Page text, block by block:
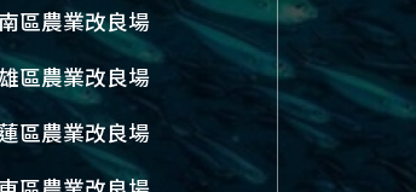
區農業改良場
區農業改良場
區農業改良場